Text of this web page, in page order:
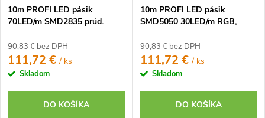
k
t
o
v
k
o
v
10m PROFI LED pásik
70LED/m SMD2835 prúd.
24V KOMPLETNÁ SADA
90,83 € bez DPH
111,72 €/ ks
Skladom
DO KOŠÍKA
10m PROFI LED pásik
SMD5050 30LED/m RGB,
sada
90,83 € bez DPH
111,72 €/ ks
Skladom
DO KOŠÍKA